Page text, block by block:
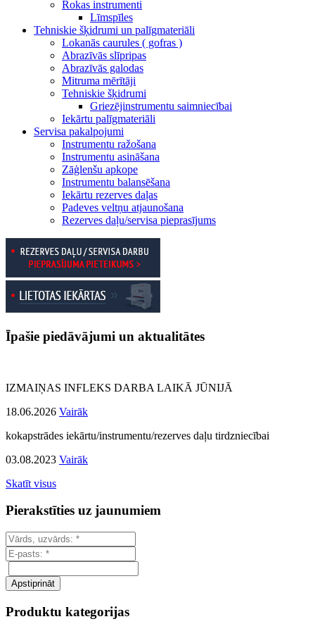
Rokas instrumenti
Līmspīles
Tehniskie šķidrumi un palīgmateriāli
Lokanās caurules ( gofras )
Abrazīvās slīpripas
Abrazīvās galodas
Mitruma mērītāji
Tehniskie šķidrumi
Griezējinstrumentu saimniecībai
Iekārtu palīgmateriāli
Servisa pakalpojumi
Instrumentu ražošana
Instrumentu asināšana
Zāģlenšu apkope
Instrumentu balansēšana
Iekārtu rezerves daļas
Padeves veltņu atjaunošana
Rezerves daļu/servisa pieprasījums
Īpašie piedāvājumi un aktualitātes
IZMAIŅAS INFLEKS DARBA LAIKĀ JŪNIJĀ
18.06.2026 Vairāk
kokapstrādes iekārtu/instrumentu/rezerves daļu tirdzniecībai
03.08.2023 Vairāk
Skatīt visus
Pierakstīties uz jaunumiem
Produktu kategorijas